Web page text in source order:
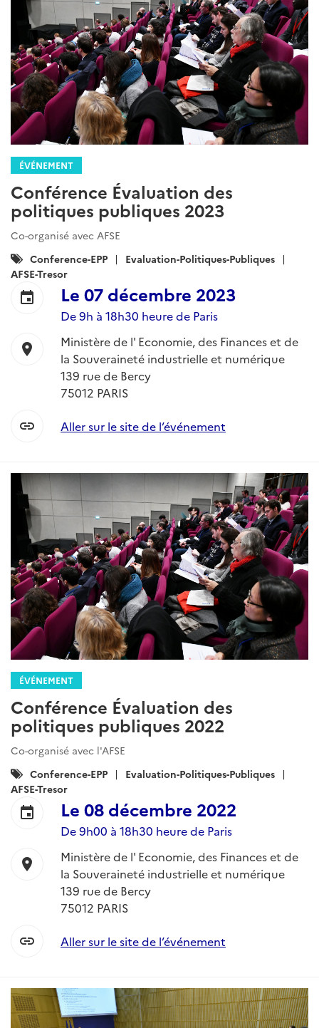
ÉVÉNEMENT
Conférence Évaluation des
politiques publiques 2023
Co-organisé avec AFSE
Catégories
:
Conference-EPP
Evaluation-Politiques-Publiques
AFSE-Tresor
event Le 07 décembre 2023
De 9h à 18h30 heure de Paris
location_on
Ministère de l' Economie, des Finances et de
la Souveraineté industrielle et numérique
139 rue de Bercy
75012 PARIS
link Aller sur le site de l’événement
ÉVÉNEMENT
Conférence Évaluation des
politiques publiques 2022
Co-organisé avec l'AFSE
Catégories
:
Conference-EPP
Evaluation-Politiques-Publiques
AFSE-Tresor
event Le 08 décembre 2022
De 9h00 à 18h30 heure de Paris
location_on
Ministère de l' Economie, des Finances et de
la Souveraineté industrielle et numérique
139 rue de Bercy
75012 PARIS
link Aller sur le site de l’événement